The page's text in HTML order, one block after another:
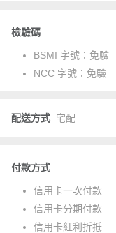
檢驗碼
BSMI 字號： 免驗
NCC 字號： 免驗
配送方式 宅配
付款方式
信用卡一次付款
信用卡分期付款
信用卡紅利折抵